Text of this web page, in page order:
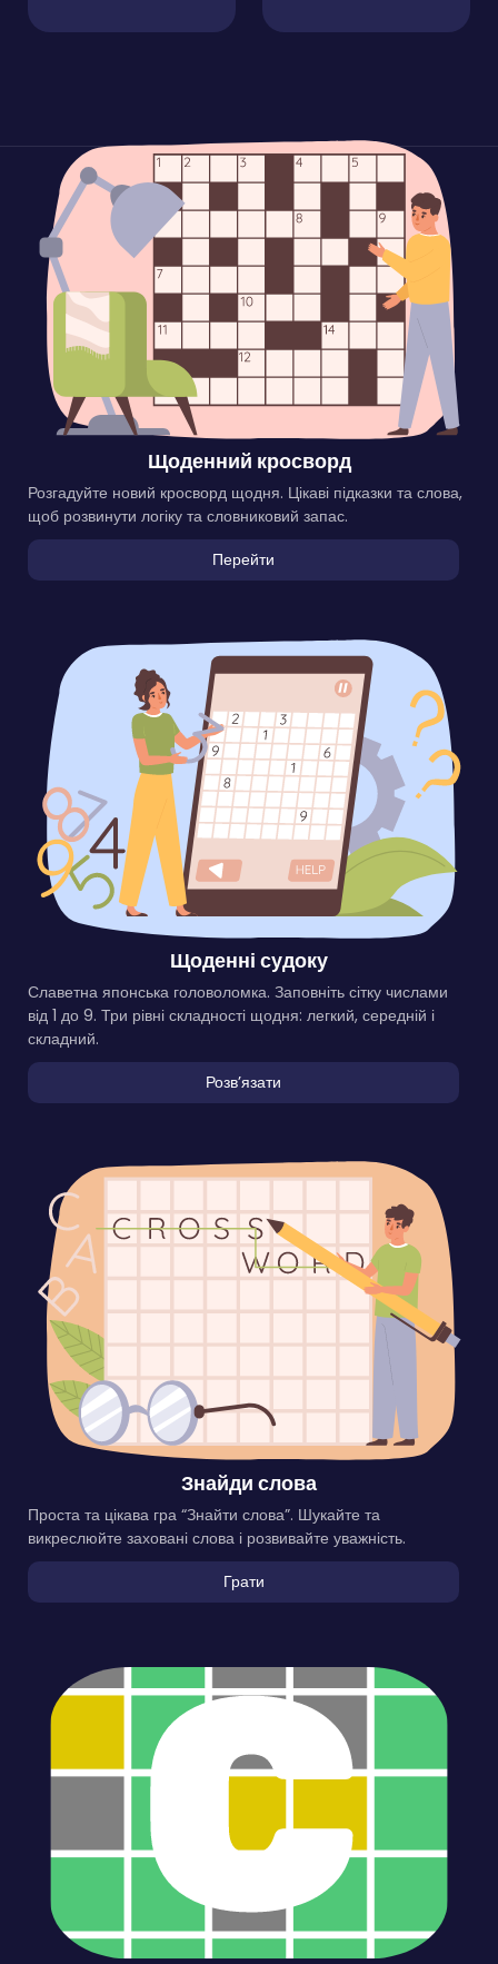
Щоденний кросворд
Розгадуйте новий кросворд щодня. Цікаві підказки та слова,
щоб розвинути логіку та словниковий запас.
Перейти
Щоденні судоку
Славетна японська головоломка. Заповніть сітку числами
від 1 до 9. Три рівні складності щодня: легкий, середній і
складний.
Розвʼязати
Знайди слова
Проста та цікава гра “Знайти слова”. Шукайте та
викреслюйте заховані слова і розвивайте уважність.
Грати